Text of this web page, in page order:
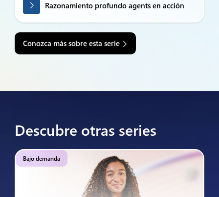
Razonamiento profundo agents en acción
Conozca más sobre esta serie
Descubre otras series
Bajo demanda